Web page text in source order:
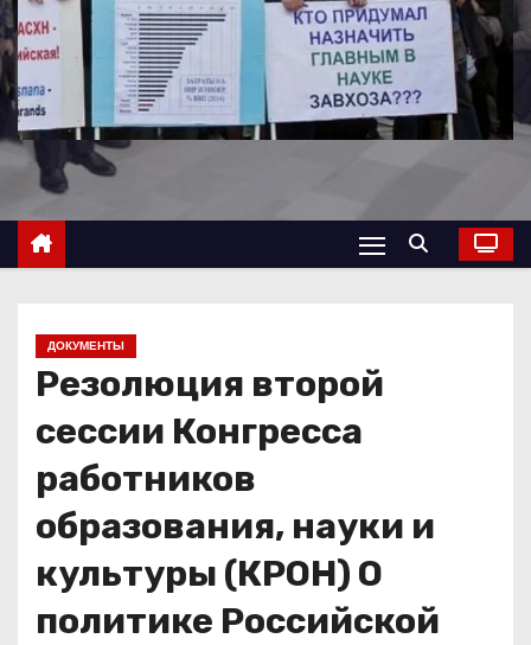
о
м
у
ДОКУМЕНТЫ
Резолюция второй
сессии Конгресса
работников
образования, науки и
культуры (КРОН) О
политике Российской